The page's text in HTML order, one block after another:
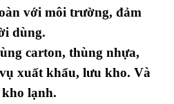
với môi trường, đảm
dùng.
carton, thùng nhựa,
xuất khẩu, lưu kho. Và
lạnh.